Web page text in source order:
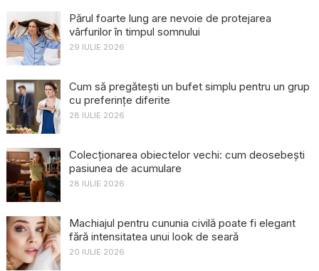
Părul foarte lung are nevoie de protejarea
vârfurilor în timpul somnului
29 IULIE 2026
Cum să pregătești un bufet simplu pentru un grup
cu preferințe diferite
28 IULIE 2026
Colecționarea obiectelor vechi: cum deosebești
pasiunea de acumulare
28 IULIE 2026
Machiajul pentru cununia civilă poate fi elegant
fără intensitatea unui look de seară
20 IULIE 2026